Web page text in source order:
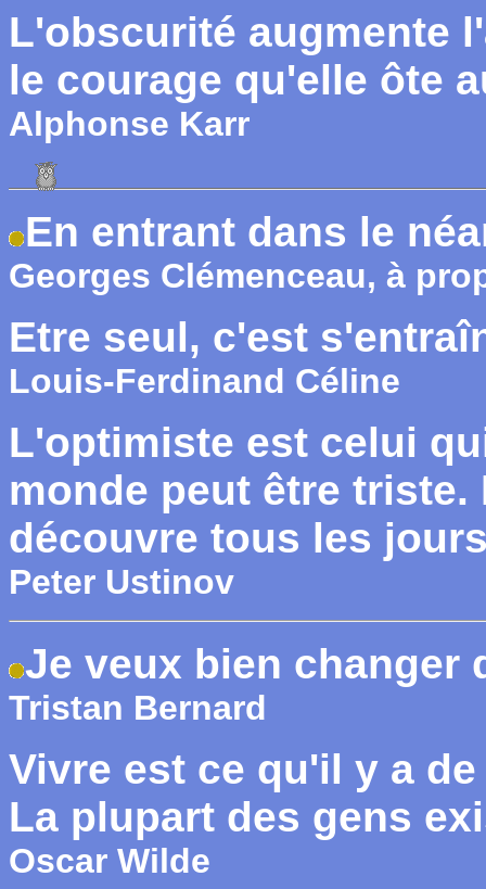
L'obscurité augmente
le courage qu'elle ôte
Alphonse Karr
En entrant dans le
Georges Clémenceau, à
Etre seul, c'est
Louis-Ferdinand Céline
L'optimiste est celui
monde peut être
découvre tous les
Peter Ustinov
Je veux bien changer
Tristan Bernard
Vivre est ce qu'il y a
La plupart des gens
Oscar Wilde